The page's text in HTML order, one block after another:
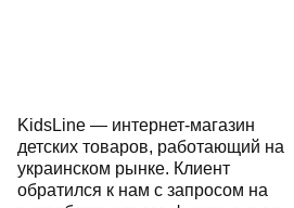
KidsLine — интернет-магазин
детских товаров, работающий на
украинском рынке. Клиент
обратился к нам с запросом на